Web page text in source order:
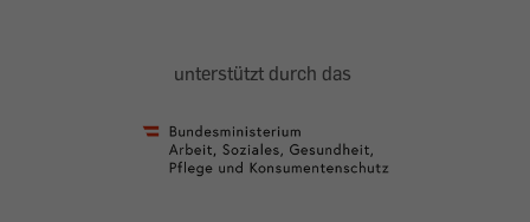
unterstützt durch das